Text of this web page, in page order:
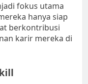
fokus utama
hanya siap
berkontribusi
karir mereka di